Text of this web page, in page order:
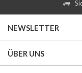
NEWSLETTER
ÜBER UNS